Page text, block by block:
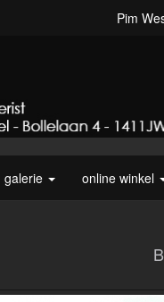
Pim
galerie online winkel